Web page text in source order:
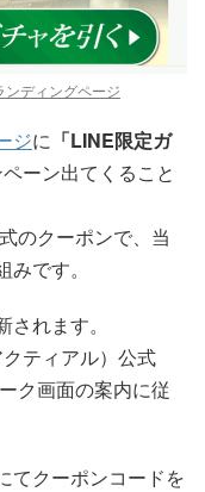
ディングページ
ジに 「LINE限定ガ
ーン出てくること
のクーポンで、当
です。
れます。
ティアル）公式
ク画面の案内に従
てクーポンコードを